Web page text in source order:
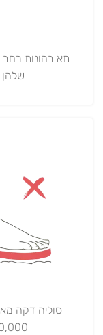
תא בהונות
שלהן
סוליה דקה
200,000 קצוות